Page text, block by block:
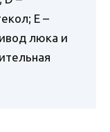
E –
люка и